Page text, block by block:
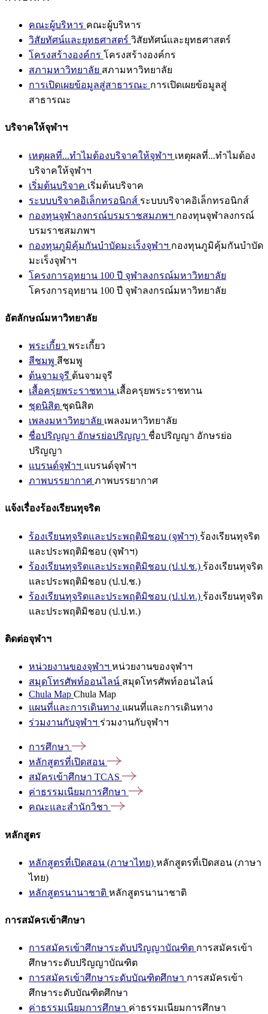
คณะผู้บริหาร คณะผู้บริหาร
วิสัยทัศน์และยุทธศาสตร์ วิสัยทัศน์และยุทธศาสตร์
โครงสร้างองค์กร โครงสร้างองค์กร
สภามหาวิทยาลัย สภามหาวิทยาลัย
การเปิดเผยข้อมูลสู่สาธารณะ การเปิดเผยข้อมูลสู่
สาธารณะ
บริจาคให้จุฬาฯ
เหตุผลที่...ทำไมต้องบริจาคให้จุฬาฯ เหตุผลที่...ทำไมต้อง
บริจาคให้จุฬาฯ
เริ่มต้นบริจาค เริ่มต้นบริจาค
ระบบบริจาคอิเล็กทรอนิกส์ ระบบบริจาคอิเล็กทรอนิกส์
กองทุนจุฬาลงกรณ์บรมราชสมภพฯ กองทุนจุฬาลงกรณ์
บรมราชสมภพฯ
กองทุนภูมิคุ้มกันบำบัดมะเร็งจุฬาฯ กองทุนภูมิคุ้มกันบำบัด
มะเร็งจุฬาฯ
โครงการอุทยาน 100 ปี จุฬาลงกรณ์มหาวิทยาลัย
โครงการอุทยาน 100 ปี จุฬาลงกรณ์มหาวิทยาลัย
อัตลักษณ์มหาวิทยาลัย
พระเกี้ยว พระเกี้ยว
สีชมพู สีชมพู
ต้นจามจุรี ต้นจามจุรี
เสื้อครุยพระราชทาน เสื้อครุยพระราชทาน
ชุดนิสิต ชุดนิสิต
เพลงมหาวิทยาลัย เพลงมหาวิทยาลัย
ชื่อปริญญา อักษรย่อปริญญา ชื่อปริญญา อักษรย่อ
ปริญญา
แบรนด์จุฬาฯ แบรนด์จุฬาฯ
ภาพบรรยากาศ ภาพบรรยากาศ
แจ้งเรื่องร้องเรียนทุจริต
ร้องเรียนทุจริตและประพฤติมิชอบ (จุฬาฯ) ร้องเรียนทุจริต
และประพฤติมิชอบ (จุฬาฯ)
ร้องเรียนทุจริตและประพฤติมิชอบ (ป.ป.ช.) ร้องเรียนทุจริต
และประพฤติมิชอบ (ป.ป.ช.)
ร้องเรียนทุจริตและประพฤติมิชอบ (ป.ป.ท.) ร้องเรียนทุจริต
และประพฤติมิชอบ (ป.ป.ท.)
ติดต่อจุฬาฯ
หน่วยงานของจุฬาฯ หน่วยงานของจุฬาฯ
สมุดโทรศัพท์ออนไลน์ สมุดโทรศัพท์ออนไลน์
Chula Map Chula Map
แผนที่และการเดินทาง แผนที่และการเดินทาง
ร่วมงานกับจุฬาฯ ร่วมงานกับจุฬาฯ
การศึกษา
หลักสูตรที่เปิดสอน
สมัครเข้าศึกษา TCAS
ค่าธรรมเนียมการศึกษา
คณะและสำนักวิชา
หลักสูตร
หลักสูตรที่เปิดสอน (ภาษาไทย) หลักสูตรที่เปิดสอน (ภาษา
ไทย)
หลักสูตรนานาชาติ หลักสูตรนานาชาติ
การสมัครเข้าศึกษา
การสมัครเข้าศึกษาระดับปริญญาบัณฑิต การสมัครเข้า
ศึกษาระดับปริญญาบัณฑิต
การสมัครเข้าศึกษาระดับบัณฑิตศึกษา การสมัครเข้า
ศึกษาระดับบัณฑิตศึกษา
ค่าธรรมเนียมการศึกษา ค่าธรรมเนียมการศึกษา